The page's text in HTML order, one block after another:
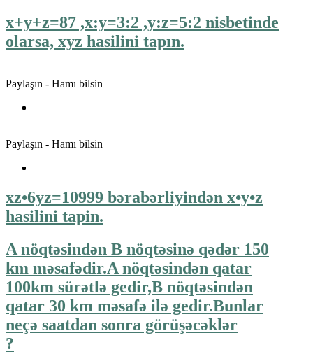
x+y+z=87 ,x:y=3:2 ,y:z=5:2 nisbetinde
olarsa, xyz hasilini tapın.
Paylaşın - Hamı bilsin
Paylaşın - Hamı bilsin
xz•6yz=10999 bərabərliyindən x•y•z
hasilini tapin.
A nöqtəsindən B nöqtəsinə qədər 150
km məsafədir.A nöqtəsindən qatar
100km sürətlə gedir,B nöqtəsindən
qatar 30 km məsafə ilə gedir.Bunlar
neçə saatdan sonra görüşəcəklər
?